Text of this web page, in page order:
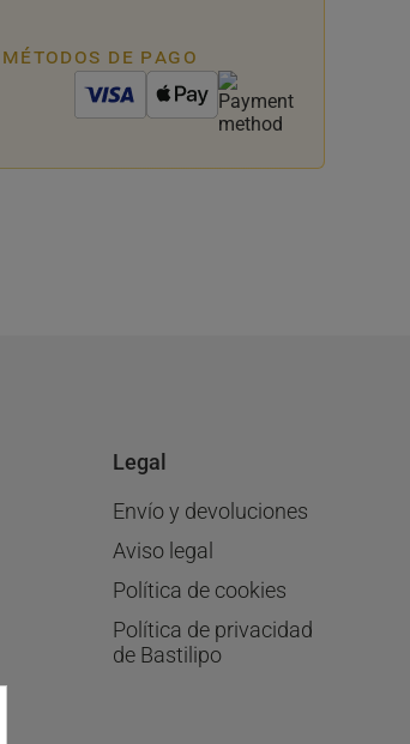
métodos de pago
Legal
Envío y devoluciones
Aviso legal
Política de cookies
Política de privacidad
de Bastilipo